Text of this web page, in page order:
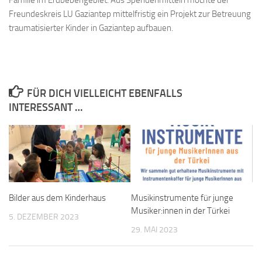
Freundeskreis LU Gaziantep mittelfristig ein Projekt zur Betreuung
traumatisierter Kinder in Gaziantep aufbauen.
FÜR DICH VIELLEICHT EBENFALLS
INTERESSANT …
Bilder aus dem Kinderhaus
5. DEZEMBER 2023
Musikinstrumente für junge
Musiker:innen in der Türkei
29. MAI 2023